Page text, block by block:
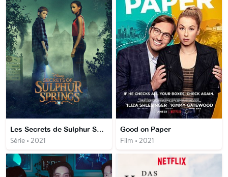
Les Secrets de Sulphur Springs
Série • 2021
Good on Paper
Film • 2021